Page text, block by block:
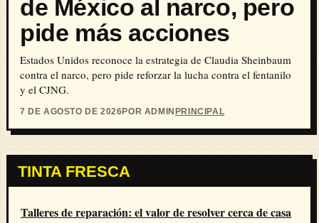
de México al narco, pero
pide más acciones
Estados Unidos reconoce la estrategia de Claudia Sheinbaum
contra el narco, pero pide reforzar la lucha contra el fentanilo
y el CJNG.
7 DE AGOSTO DE 2026POR ADMIN PRINCIPAL
TINTA FRESCA
Talleres de reparación: el valor de resolver cerca de casa